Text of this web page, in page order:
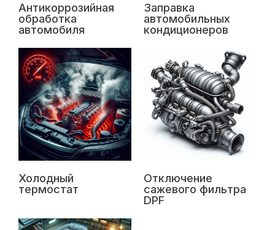
Антикоррозийная
обработка
автомобиля
Заправка
автомобильных
кондиционеров
Холодный
термостат
Отключение
сажевого фильтра
DPF